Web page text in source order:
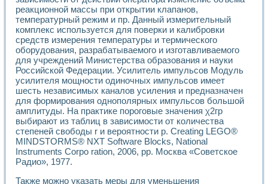
Опыт разработки LabVIEW лабораторных практикумов
Проблемы повышения качества образования и
Развитие LabVIEW лабораторного практикума по
Разработка виртуальной лаборатории по электротехнике
Усовершенствованные алгоритмы частотного анализа
Об опыте работы учебного центра «Технологии
Технологии NI в магистерской программе «Прикладная
Система диагностики двигателей постоянного тока
Автоматизированный стенд формирования
Лабораторный практикум по курсу ИИС на базе
Партнеры
Академические и отраслевые институты
Учебные заведения
Бизнес
Контакты
реакционной массы при открытии клапанов,
температурный режим и пр. Данный измерительный
комплекс используется для поверки и калибровки
средств измерения температуры и термического
оборудования, разрабатываемого и изготавливаемого
для учреждений Министерства образования и науки
Российской Федерации. Усилитель импульсов Модуль
усилителя мощности одиночных импульсов имеет
шесть независимых каналов усиления и предназначен
для формирования однополярных импульсов большой
амплитуды. На практике пороговые значения χ2гр
выбирают из таблиц в зависимости от количества
степеней свободы r и вероятности p. Creating LEGO®
MINDSTORMS® NXT Software Blocks, National
Instruments Corpo ration, 2006, pp. Москва «Советское
Радио», 1977.
Также можно указать меры для уменьшения